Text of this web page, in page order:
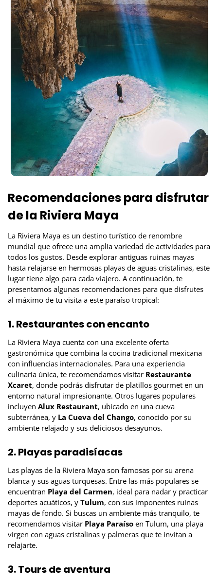
Recomendaciones para disfrutar
de la Riviera Maya
La Riviera Maya es un destino turístico de renombre
mundial que ofrece una amplia variedad de actividades para
todos los gustos. Desde explorar antiguas ruinas mayas
hasta relajarse en hermosas playas de aguas cristalinas, este
lugar tiene algo para cada viajero. A continuación, te
presentamos algunas recomendaciones para que disfrutes
al máximo de tu visita a este paraíso tropical:
1. Restaurantes con encanto
La Riviera Maya cuenta con una excelente oferta
gastronómica que combina la cocina tradicional mexicana
con influencias internacionales. Para una experiencia
culinaria única, te recomendamos visitar Restaurante
Xcaret, donde podrás disfrutar de platillos gourmet en un
entorno natural impresionante. Otros lugares populares
incluyen Alux Restaurant, ubicado en una cueva
subterránea, y La Cueva del Chango, conocido por su
ambiente relajado y sus deliciosos desayunos.
2. Playas paradisíacas
Las playas de la Riviera Maya son famosas por su arena
blanca y sus aguas turquesas. Entre las más populares se
encuentran Playa del Carmen, ideal para nadar y practicar
deportes acuáticos, y Tulum, con sus imponentes ruinas
mayas de fondo. Si buscas un ambiente más tranquilo, te
recomendamos visitar Playa Paraíso en Tulum, una playa
virgen con aguas cristalinas y palmeras que te invitan a
relajarte.
3. Tours de aventura